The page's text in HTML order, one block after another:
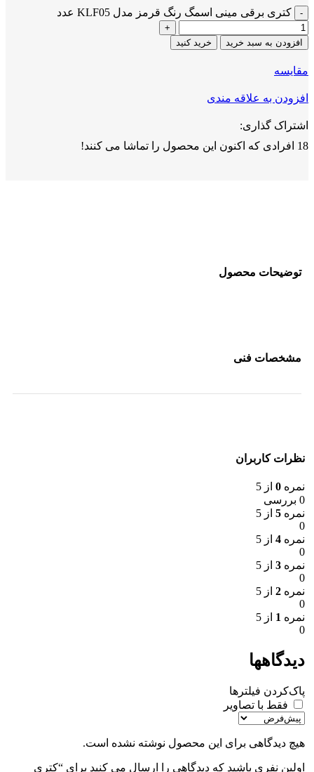
کتری برقی مینی اسمگ رنگ قرمز مدل KLF05 عدد
افزودن به سبد خرید خرید کنید
مقايسه
افزودن به علاقه مندی
اشتراک گذاری:
18 افرادی که اکنون این محصول را تماشا می کنند!
توضیحات محصول
مشخصات فنی
نظرات کاربران
نمره 0 از 5
0 بررسی
نمره 5 از 5
0
نمره 4 از 5
0
نمره 3 از 5
0
نمره 2 از 5
0
نمره 1 از 5
0
دیدگاهها
پاک‌کردن فیلترها
فقط با تصاویر
هیچ دیدگاهی برای این محصول نوشته نشده است.
اولین نفری باشید که دیدگاهی را ارسال می کنید برای “کتری